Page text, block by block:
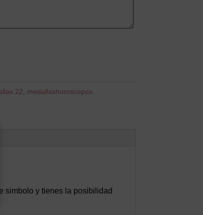
22 medallashoroscopos
simbolo y tienes la posibilidad